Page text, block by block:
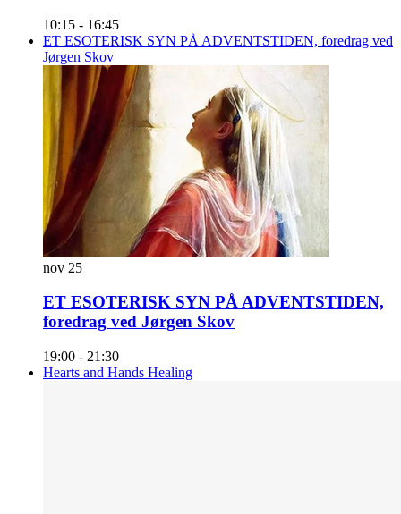
10:15 - 16:45
ET ESOTERISK SYN PÅ ADVENTSTIDEN, foredrag ved
Jørgen Skov
nov 25
ET ESOTERISK SYN PÅ ADVENTSTIDEN,
foredrag ved Jørgen Skov
19:00 - 21:30
Hearts and Hands Healing